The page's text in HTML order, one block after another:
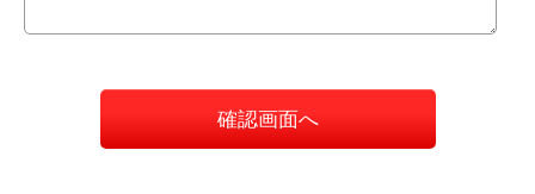
確認画面へ